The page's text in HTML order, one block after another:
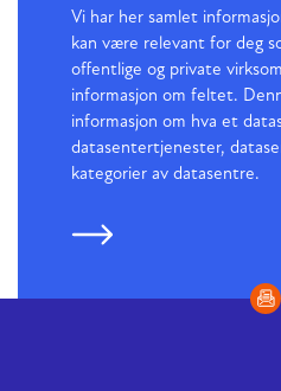
Vi har her samlet
kan være relevant for deg
offentlige og private
informasjon om feltet.
informasjon om hva et
datasentertjenester,
kategorier av datasentre.